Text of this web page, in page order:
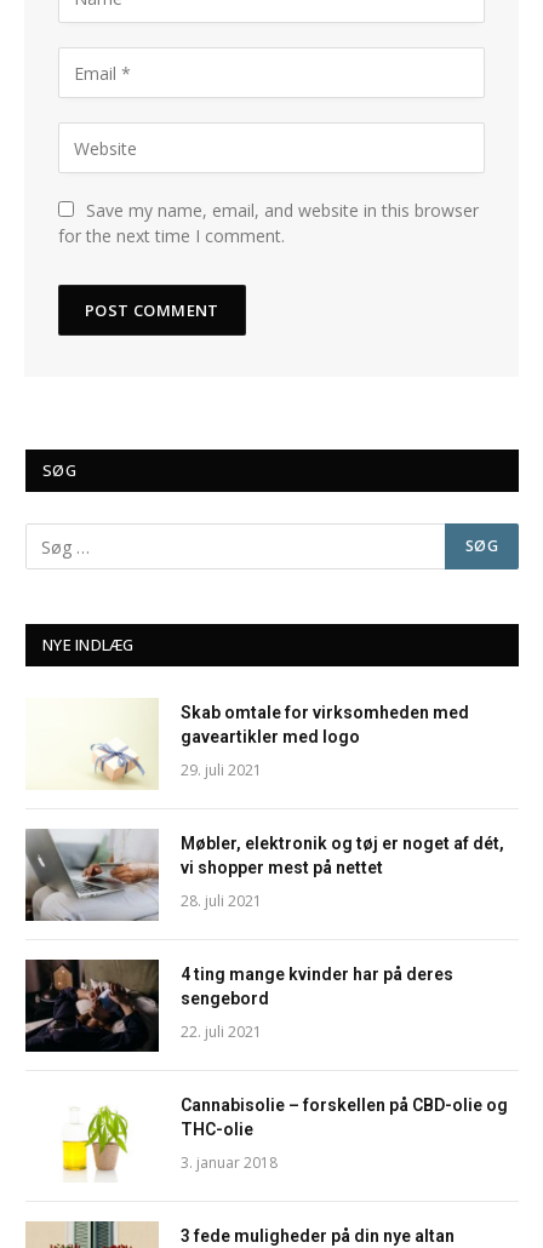
Save my name, email, and website in this browser
for the next time I comment.
SØG
NYE INDLÆG
Skab omtale for virksomheden med
gaveartikler med logo
29. juli 2021
Møbler, elektronik og tøj er noget af dét,
vi shopper mest på nettet
28. juli 2021
4 ting mange kvinder har på deres
sengebord
22. juli 2021
Cannabisolie – forskellen på CBD-olie og
THC-olie
3. januar 2018
3 fede muligheder på din nye altan